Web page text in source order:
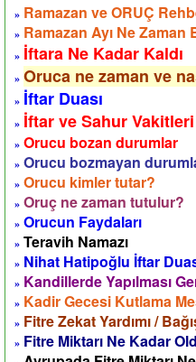
» Ramazan ve ORUÇ
» Ramazan Ayı Ne Zaman
» İftara Ne Kadar Kaldı
» Oruca ne zaman ve
» İftar Duası
» İftar ve Sahur Vakitleri
» Orucu bozan durumlar
» Orucu bozmayan
» Orucu kimler tutar?
» Oruç ne zaman tutulur?
» Orucun Faydaları
» Teravih Namazı
» Nihat Hatipoğlu İftar
» Kandillerde Yapılması
» Kadir Gecesi Kutlama
» Fitre Zekat Yardımı /
» Fitre Miktarı Ne Kadar